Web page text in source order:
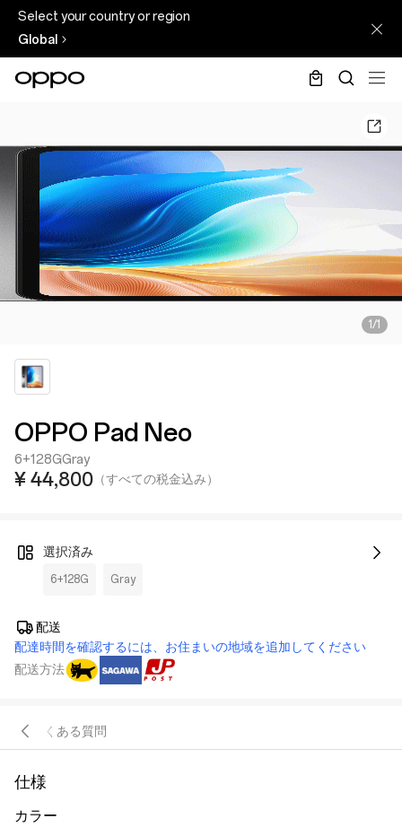
Select your country or region
Global
1/1
OPPO Pad Neo
6+128GGray
¥ 44,800 （すべての税金込み）
選択済み
6+128G Gray
配送
配達時間を確認するには、お住まいの地域を追加してください
配送方法
よくある質問
仕様
カラー